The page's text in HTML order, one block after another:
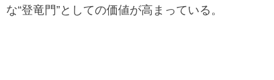
な“登竜門”としての価値が高まっている。